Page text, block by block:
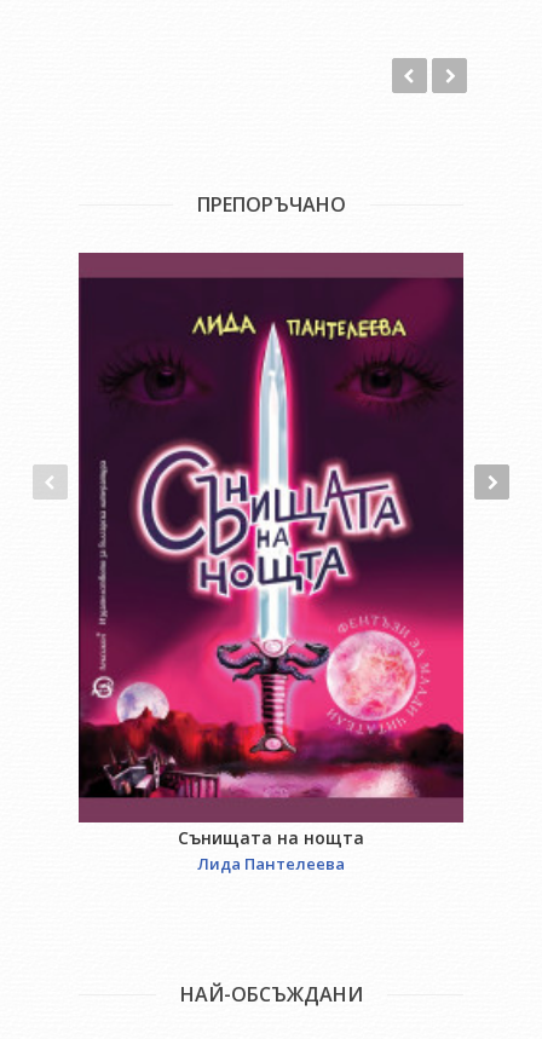
ПРЕПОРЪЧАНО
Сънищата на нощта
Лида Пантелеева
НАЙ-ОБСЪЖДАНИ